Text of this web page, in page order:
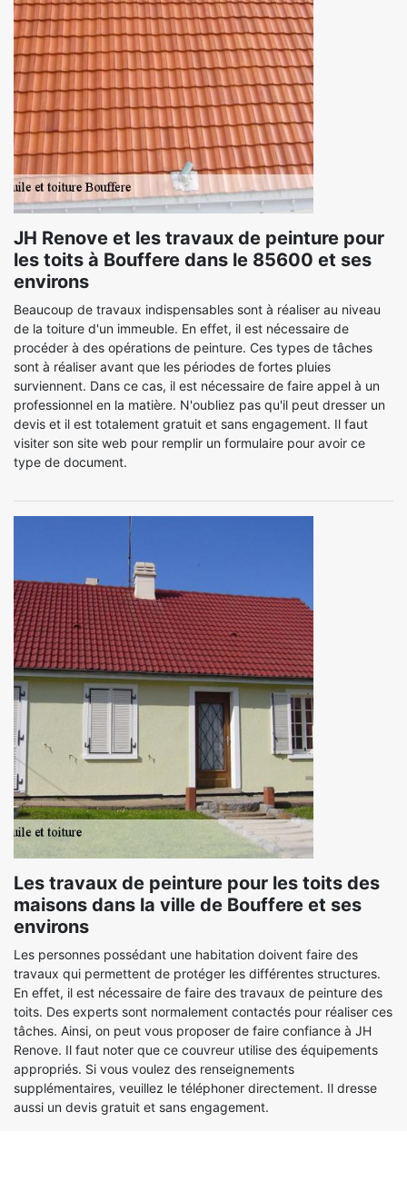
JH Renove et les travaux de peinture pour
les toits à Bouffere dans le 85600 et ses
environs
Beaucoup de travaux indispensables sont à réaliser au niveau
de la toiture d'un immeuble. En effet, il est nécessaire de
procéder à des opérations de peinture. Ces types de tâches
sont à réaliser avant que les périodes de fortes pluies
surviennent. Dans ce cas, il est nécessaire de faire appel à un
professionnel en la matière. N'oubliez pas qu'il peut dresser un
devis et il est totalement gratuit et sans engagement. Il faut
visiter son site web pour remplir un formulaire pour avoir ce
type de document.
Les travaux de peinture pour les toits des
maisons dans la ville de Bouffere et ses
environs
Les personnes possédant une habitation doivent faire des
travaux qui permettent de protéger les différentes structures.
En effet, il est nécessaire de faire des travaux de peinture des
toits. Des experts sont normalement contactés pour réaliser ces
tâches. Ainsi, on peut vous proposer de faire confiance à JH
Renove. Il faut noter que ce couvreur utilise des équipements
appropriés. Si vous voulez des renseignements
supplémentaires, veuillez le téléphoner directement. Il dresse
aussi un devis gratuit et sans engagement.